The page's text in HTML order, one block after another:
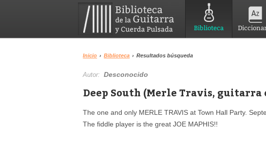
Biblioteca
Inicio › Biblioteca › Resultados búsqueda
Autor:Desconocido
Deep South (Merle Travis,
The one and only MERLE TRAVIS at Town Hall Party.
The fiddle player is the great JOE MAPHIS!!